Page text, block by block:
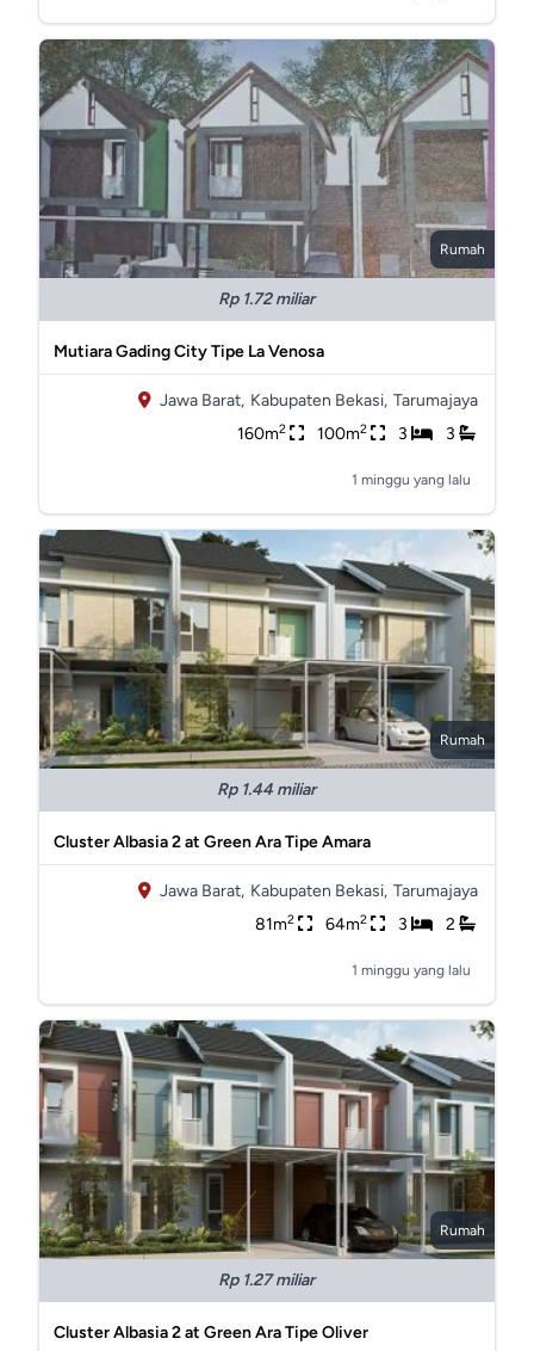
Rumah
Rp 1.72 miliar
Mutiara Gading City Tipe La Venosa
Jawa Barat, Kabupaten Bekasi, Tarumajaya
160m2 100m2 3 3
1 minggu yang lalu
Rumah
Rp 1.44 miliar
Cluster Albasia 2 at Green Ara Tipe Amara
Jawa Barat, Kabupaten Bekasi, Tarumajaya
81m2 64m2 3 2
1 minggu yang lalu
Rumah
Rp 1.27 miliar
Cluster Albasia 2 at Green Ara Tipe Oliver